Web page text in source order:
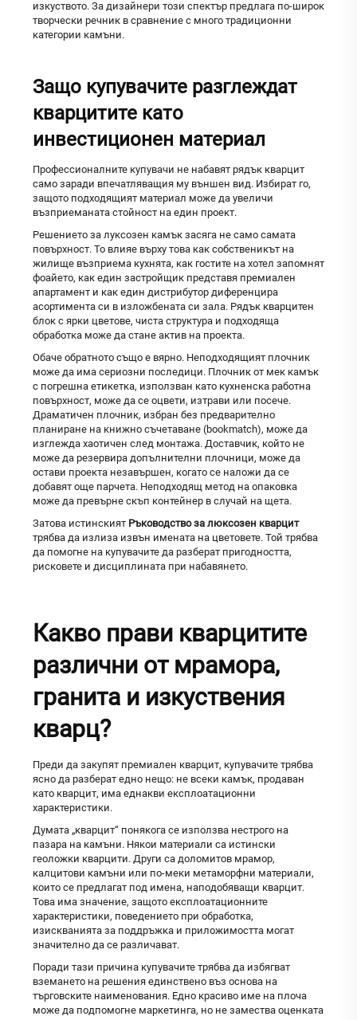
изкуството. За дизайнери този спектър предлага по-широк
творчески речник в сравнение с много традиционни
категории камъни.
Защо купувачите разглеждат
кварцитите като
инвестиционен материал
Профессионалните купувачи не набавят рядък кварцит
само заради впечатляващия му външен вид. Избират го,
защото подходящият материал може да увеличи
възприеманата стойност на един проект.
Решението за луксозен камък засяга не само самата
повърхност. То влияе върху това как собственикът на
жилище възприема кухнята, как гостите на хотел запомнят
фоайето, как един застройщик представя премиален
апартамент и как един дистрибутор диференцира
асортимента си в изложбената си зала. Рядък кварцитен
блок с ярки цветове, чиста структура и подходяща
обработка може да стане актив на проекта.
Обаче обратното също е вярно. Неподходящият плочник
може да има сериозни последици. Плочник от мек камък
с погрешна етикетка, използван като кухненска работна
повърхност, може да се оцвети, изтрави или посече.
Драматичен плочник, избран без предварително
планиране на книжно съчетаване (bookmatch), може да
изглежда хаотичен след монтажа. Доставчик, който не
може да резервира допълнителни плочници, може да
остави проекта незавършен, когато се наложи да се
добавят още парчета. Неподходящ метод на опаковка
може да превърне скъп контейнер в случай на щета.
Затова истинският Ръководство за люксозен кварцит
трябва да излиза извън имената на цветовете. Той трябва
да помогне на купувачите да разберат пригодността,
рисковете и дисциплината при набавянето.
Какво прави кварцитите
различни от мрамора,
гранита и изкуствения
кварц?
Преди да закупят премиален кварцит, купувачите трябва
ясно да разберат едно нещо: не всеки камък, продаван
като кварцит, има еднакви експлоатационни
характеристики.
Думата „кварцит“ понякога се използва нестрого на
пазара на камъни. Някои материали са истински
геоложки кварцити. Други са доломитов мрамор,
калцитови камъни или по-меки метаморфни материали,
които се предлагат под имена, наподобяващи кварцит.
Това има значение, защото експлоатационните
характеристики, поведението при обработка,
изискванията за поддръжка и приложимостта могат
значително да се различават.
Поради тази причина купувачите трябва да избягват
вземането на решения единствено въз основа на
търговските наименования. Едно красиво име на плоча
може да подпомогне маркетинга, но не замества оценката